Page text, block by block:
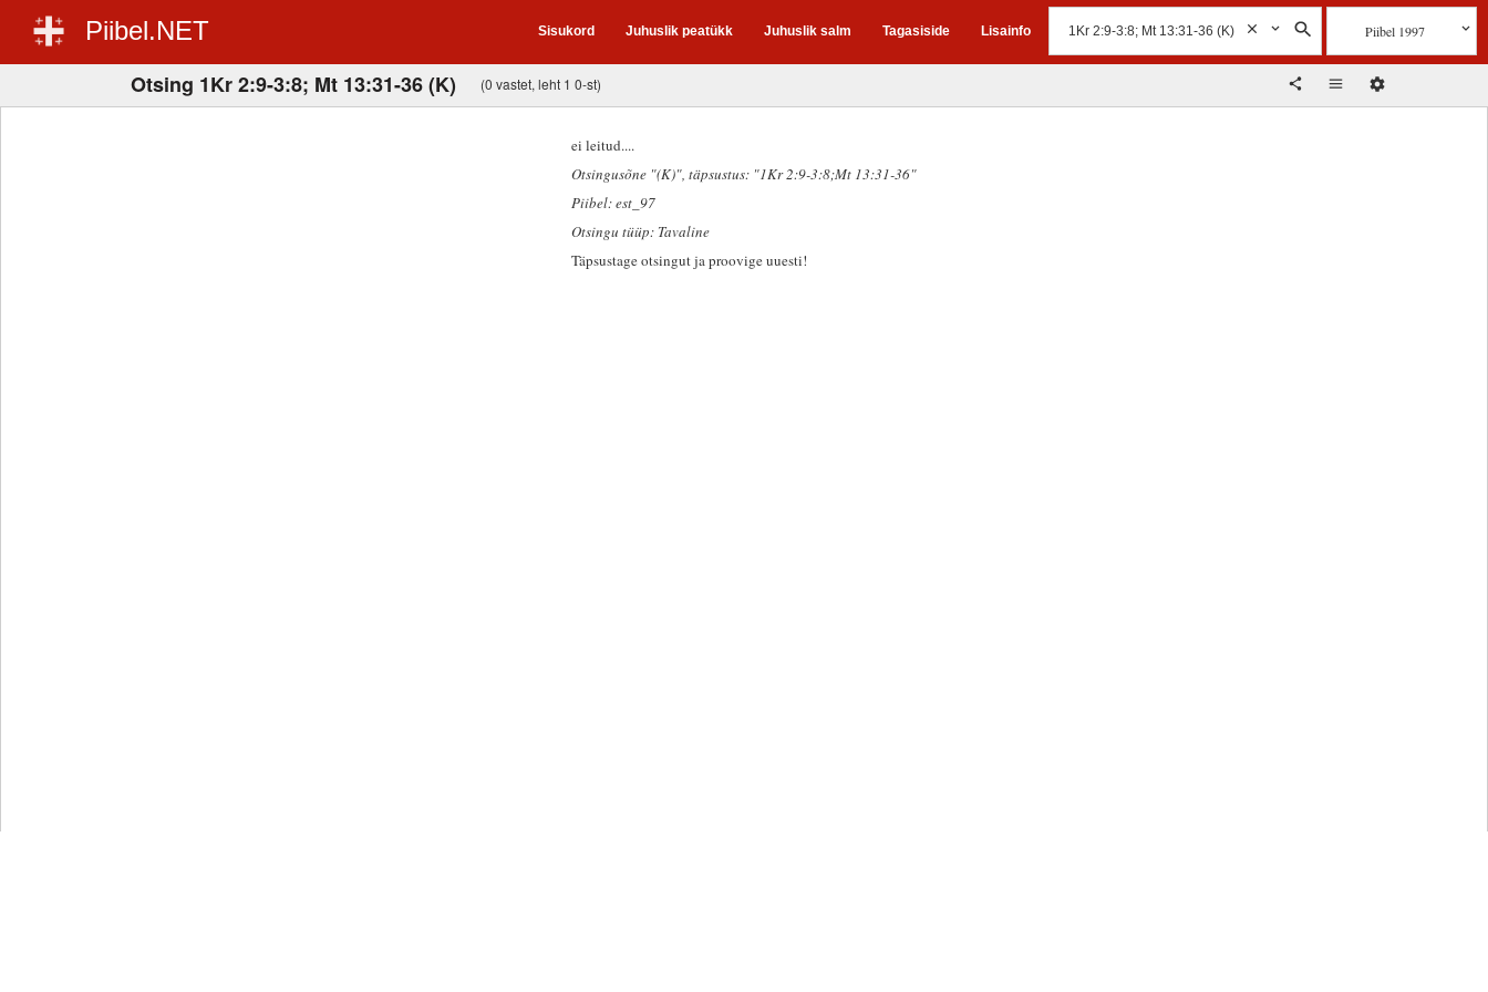
Piibel.NET Sisukord Juhuslik peatükk Juhuslik salm Tagasiside Lisainfo Piibel 1997
Otsing 1Kr 2:9-3:8; Mt 13:31-36 (K) (0 vastet, leht 1 0-st)
ei leitud....
Otsingusõne "(K)", täpsustus: "1Kr 2:9-3:8;Mt 13:31-36"
Piibel: est_97
Otsingu tüüp: Tavaline
Täpsustage otsingut ja proovige uuesti!